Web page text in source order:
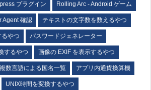
プラグイン Rolling Arc - Android ゲーム
Agent 確認 テキストの文字数を数えるやつ
やつ パスワードジェネレーター
するやつ 画像の EXIF を表示するやつ
複数言語による国名一覧 アプリ内通貨換算機
UNIX時間を変換するやつ